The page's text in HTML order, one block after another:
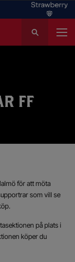
k
FF
för att möta
som vill se
på plats i
köper du